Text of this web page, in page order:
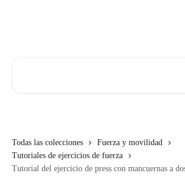
Todas las colecciones
Fuerza y movilidad
Tutoriales de ejercicios de fuerza
Tutorial del ejercicio de press con mancuernas a